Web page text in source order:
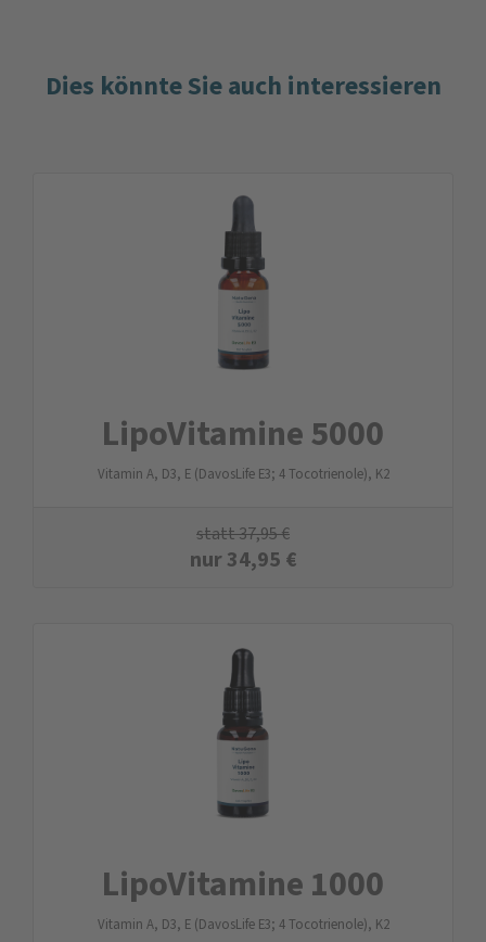
Dies könnte Sie auch interessieren
LipoVitamine 5000
Vitamin A, D3, E (DavosLife E3; 4 Tocotrienole), K2
statt37,95€
nur34,95 €
LipoVitamine 1000
Vitamin A, D3, E (DavosLife E3; 4 Tocotrienole), K2